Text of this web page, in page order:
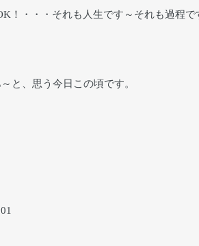
・・・それも人生です～それも過程で
と、思う今日この頃です。